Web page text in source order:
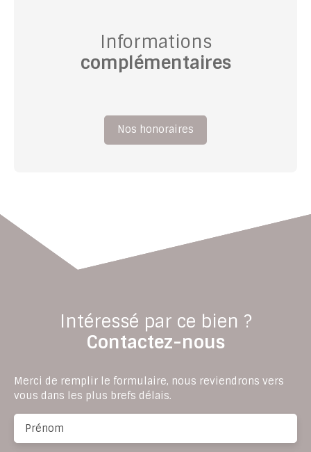
Informations
complémentaires
Nos honoraires
Intéressé par ce bien ?
Contactez-nous
Merci de remplir le formulaire, nous reviendrons vers
vous dans les plus brefs délais.
Prénom